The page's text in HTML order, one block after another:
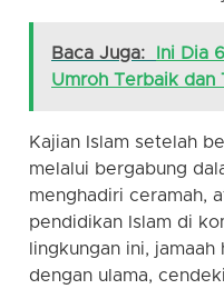
Baca Juga:
Ini Dia
Umroh Terbaik dan
Kajian Islam setelah
melalui bergabung
menghadiri ceramah,
pendidikan Islam di
lingkungan ini,
dengan ulama,